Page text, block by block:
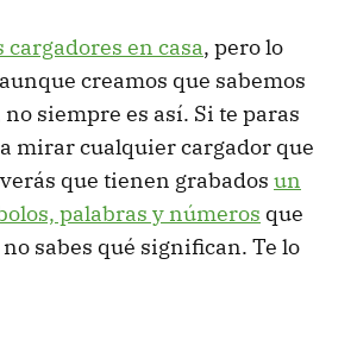
cargadores en casa, pero lo
creamos que sabemos
siempre es así. Si te paras
mirar cualquier cargador que
que tienen grabados un
palabras y números que
sabes qué significan. Te lo